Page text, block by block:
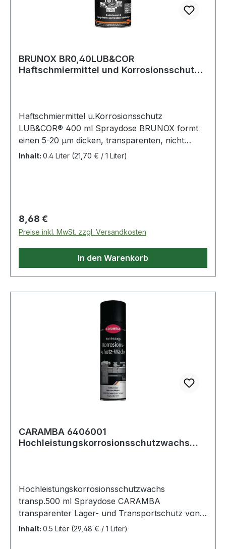
BRUNOX BR0,40LUB&COR
Haftschmiermittel und Korrosionsschutz
Haftschmiermittel u.Korrosionsschutz
LUB&COR® 400 ml Spraydose BRUNOX formt
einen 5-20 µm dicken, transparenten, nicht
aushärtenden, stark haftenden, belastbaren
allwetterfest · schützt vor Spritzwasser,
Schwitzwasserbildung, extrem hoher
Feuchtigkeit, salznassen
Witterungsverhältnissen, aggressiven
Umwelteinflüssen, Rauchgas · kein Auswaschen
· garantierte Schmierwirkung bis -41 °C · silikon-,
Rückstände · 5x länger anhaltender
überdachter Aussenbereich bis zu 1 Jahr,
Aussenlagerung bis zu 5 Monate
Inhalt: 0.4 Liter (21,70 € / 1 Liter)
Regulärer Preis:
8,68 €
Preise inkl. MwSt. zzgl. Versandkosten
In den Warenkorb
CARAMBA 6406001
Hochleistungskorrosionsschutzwachs
Hochleistungskorrosionsschutzwachs
transp.500 ml Spraydose CARAMBA
transparenter Lager- und Transportschutz von
lackierten und unlackierten Teilen · hohe
Inhalt: 0.5 Liter (29,48 € / 1 Liter)